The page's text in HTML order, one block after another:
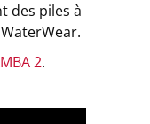
des piles à
2.